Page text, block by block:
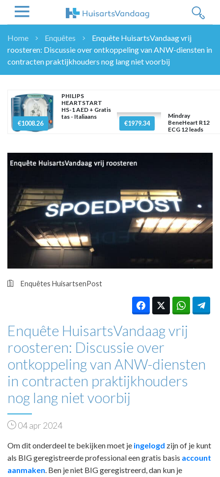
NIEUWS
NIEUWS
WETENSCHAP
ZORGVERZEKERAARS
DOSSIER
ENQUÊTES
LHV
OPINIE
HUISARTSENPOST
PRAKTIJKZAKEN
TARIEVEN
VPHUISARTSEN
Home Enquêtes
Enquête HuisartsVandaag vrij
roosteren: Discussie over ontkoppeling van ANW-diensten in
contracten praktijkhouders nog lang niet voorbij
€1008.26
PHILIPS
HEARTSTART
HS-1 AED + Gratis
tas - Italiaans
€1979.34
Mindray
BeneHeart R12
ECG 12 leads
Enquêtes HuisartsenPost
Enquête HuisartsVandaag vrij
roosteren: Discussie over
ontkoppeling van ANW-diensten
in contracten praktijkhouders
nog lang niet voorbij
04 apr 2024
Om dit onderdeel te bekijken moet je ingelogd zijn of je kunt
als BIG geregistreerde professional een gratis basis account
aanmaken. Ben je niet BIG geregistreerd, dan kun je